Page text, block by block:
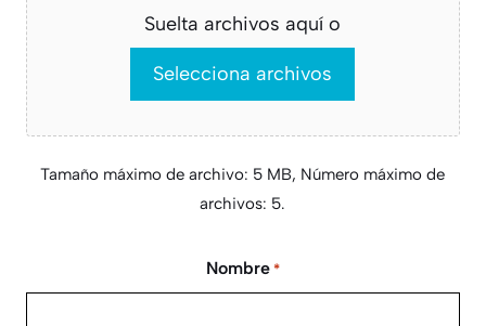
Suelta archivos aquí o
Selecciona archivos
Tamaño máximo de archivo: 5 MB, Número máximo de
archivos: 5.
Nombre *